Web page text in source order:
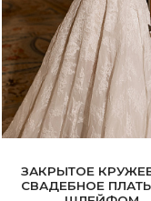
ЗАКРЫТОЕ
СВАДЕБНОЕ